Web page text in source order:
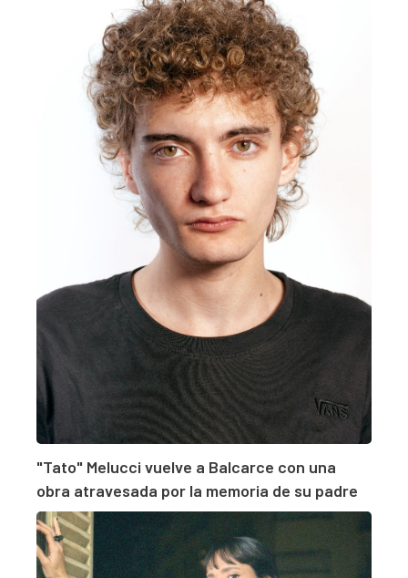
"Tato" Melucci vuelve a Balcarce con una
obra atravesada por la memoria de su padre